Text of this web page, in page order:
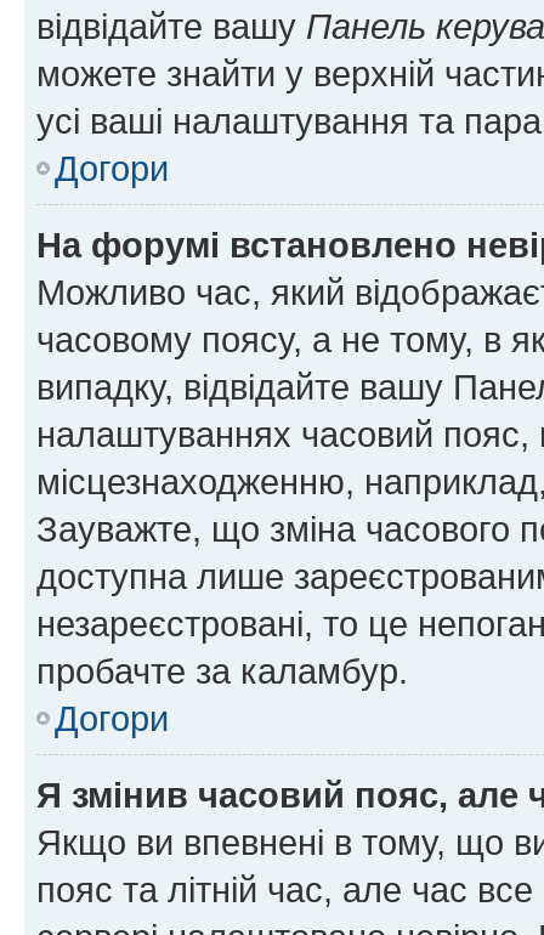
відвідайте вашу Панель
можете знайти у верхній
усі ваші налаштування та
Догори
На форумі встановлено
Можливо час, який
часовому поясу, а не тому, в
випадку, відвідайте вашу
налаштуваннях часовий пояс,
місцезнаходженню,
Зауважте, що зміна часового
доступна лише
незареєстровані, то це
пробачте за каламбур.
Догори
Я змінив часовий пояс, але
Якщо ви впевнені в тому, що
пояс та літній час, але час